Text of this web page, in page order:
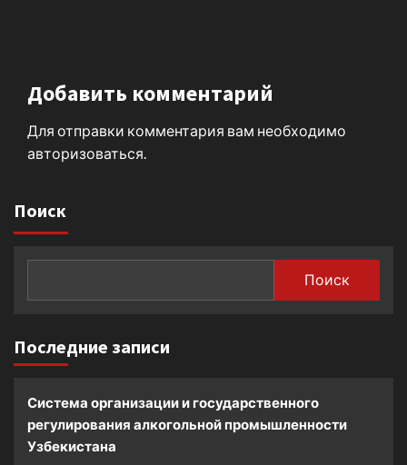
Добавить комментарий
Для отправки комментария вам необходимо
авторизоваться
Поиск
Поиск
Последние записи
Система организации и государственного
регулирования алкогольной промышленности
Узбекистана